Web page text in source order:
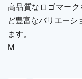
高品質なロゴマー
ど豊富なバリエーシ
ます。
M